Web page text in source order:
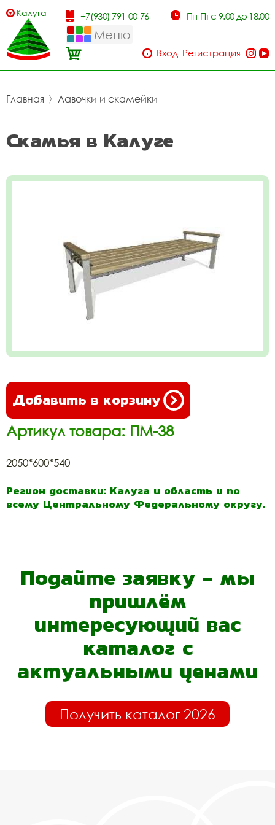
Калуга +7(930) 791-00-76 Пн-Пт с 9.00 до 18.00
Меню
Вход Регистрация
Главная 〉 Лавочки и скамейки
Скамья в Калуге
Добавить в корзину
Артикул товара: ПМ-38
2050*600*540
Регион доставки: Калуга и область и по
всему Центральному Федеральному округу.
Подайте заявку - мы
пришлём
интересующий вас
каталог с
актуальными ценами
Получить каталог 2026